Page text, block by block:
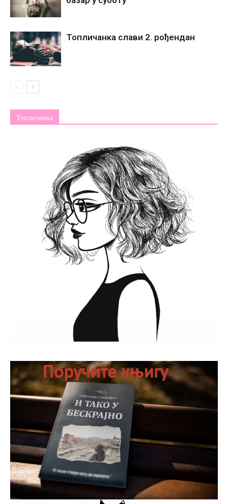
Топличанка слави 2. рођендан
Топличанка